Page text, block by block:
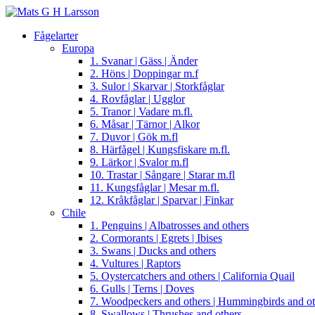
Fågelarter
Europa
1. Svanar | Gäss | Änder
2. Höns | Doppingar m.f
3. Sulor | Skarvar | Storkfåglar
4. Rovfåglar | Ugglor
5. Tranor | Vadare m.fl.
6. Måsar | Tärnor | Alkor
7. Duvor | Gök m.fl
8. Härfågel | Kungsfiskare m.fl.
9. Lärkor | Svalor m.fl
10. Trastar | Sångare | Starar m.fl
11. Kungsfåglar | Mesar m.fl.
12. Kråkfåglar | Sparvar | Finkar
Chile
1. Penguins | Albatrosses and others
2. Cormorants | Egrets | Ibises
3. Swans | Ducks and others
4. Vultures | Raptors
5. Oystercatchers and others | California Quail
6. Gulls | Terns | Doves
7. Woodpeckers and others | Hummingbirds and